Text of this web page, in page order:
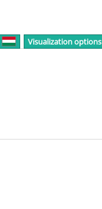
Visualization options